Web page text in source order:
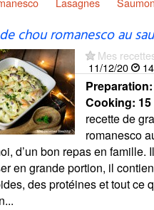
chou romanesco au
Mes
11/12/20
Preparation:
Cooking:
recette de
romanesco
d’un bon repas en famille.
en grande portion, il
des protéines et tout ce